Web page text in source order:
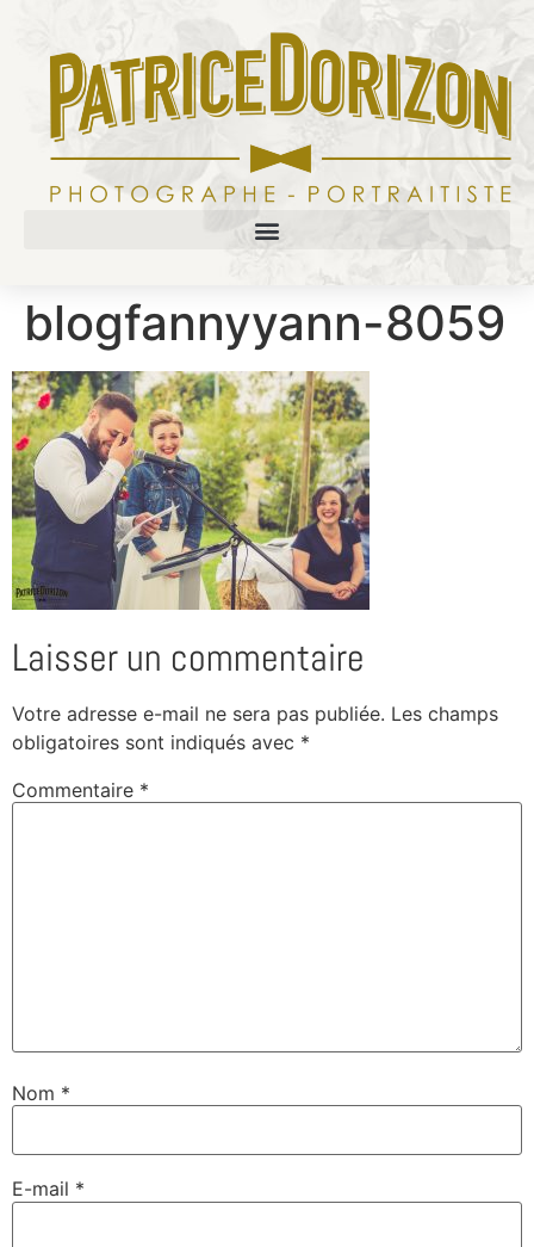
blogfannyyann-8059
Laisser un commentaire
Votre adresse e-mail ne sera pas publiée. Les champs
obligatoires sont indiqués avec *
Commentaire *
Nom *
E-mail *